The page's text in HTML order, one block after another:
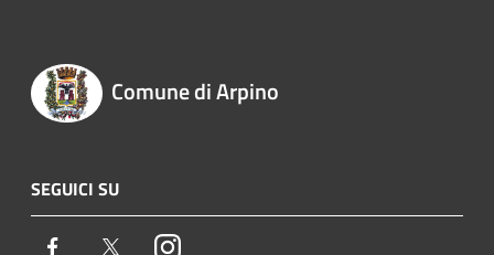
Comune di Arpino
SEGUICI SU
Facebook TwitterInstagram